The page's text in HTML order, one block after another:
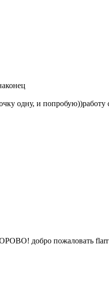
одну, и попробую))работу
добро пожаловать